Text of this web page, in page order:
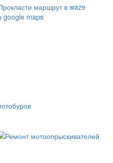
маршрут в waze
google maps